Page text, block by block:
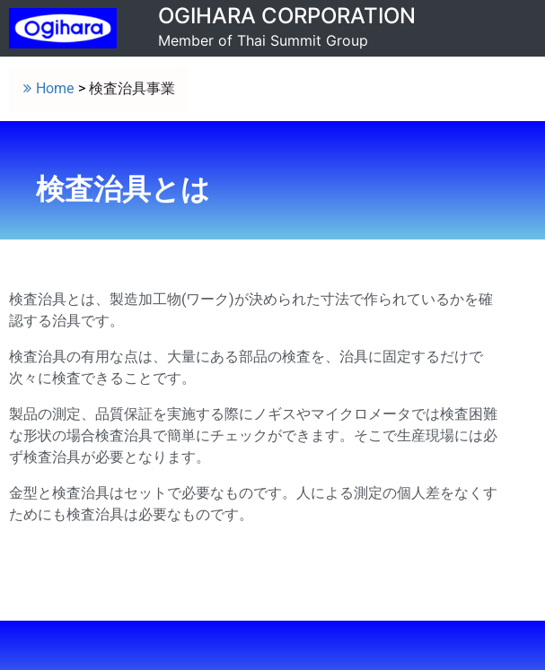
OGIHARA CORPORATION
Member of Thai Summit Group
Home > 検査治具事業
検査治具とは
検査治具とは、製造加工物(ワーク)が決められた寸法で作られているかを確
認する治具です。
検査治具の有用な点は、大量にある部品の検査を、治具に固定するだけで
次々に検査できることです。
製品の測定、品質保証を実施する際にノギスやマイクロメータでは検査困難
な形状の場合検査治具で簡単にチェックができます。そこで生産現場には必
ず検査治具が必要となります。
金型と検査治具はセットで必要なものです。人による測定の個人差をなくす
ためにも検査治具は必要なものです。